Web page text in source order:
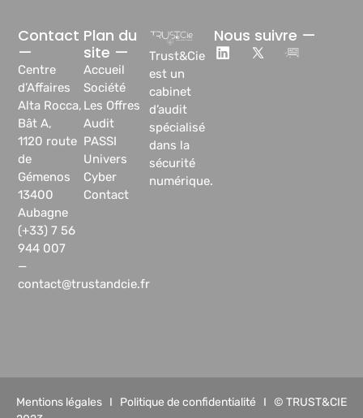
Trust&Cie
est un
cabinet
d’audit
spécialisé
dans la
sécurité
numérique.
Plan du
site —
Accueil
Société
Les Offres
Audit
PASSI
Univers
Cyber
Contact
Contact
—
Centre
d’Affaires
Alta Rocca,
Bât A,
1120 route
de
Gémenos
13400
Aubagne
(+33) 7 56
944 007
—
contact@trustandcie.fr
Nous suivre —
Mentions légales I Politique de confidentialité I © TRUST&CIE